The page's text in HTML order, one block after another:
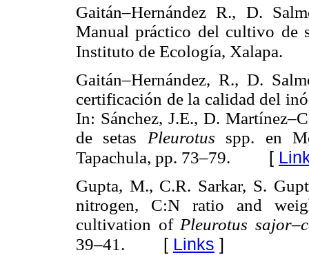
Gaitán–Hernández R., D.
Manual práctico del cultivo de
Instituto de Ecología, Xalapa.
Gaitán–Hernández, R., D.
certificación de la calidad del
In: Sánchez, J.E., D.
de setas Pleurotus spp. en
Tapachula, pp. 73–79. [
Gupta, M., C.R. Sarkar, S.
nitrogen, C:N ratio and
cultivation of Pleurotus
39–41. [ Links ]